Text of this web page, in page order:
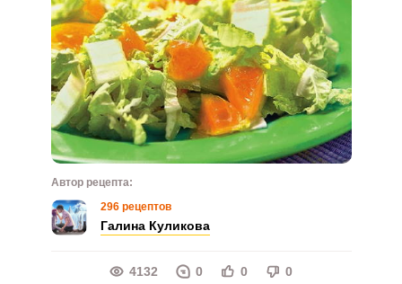
Автор рецепта:
296 рецептов
Галина Куликова
4132 0 0 0